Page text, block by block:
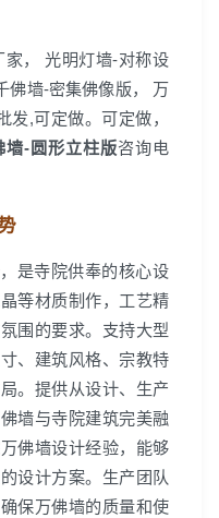
， 光明灯墙-对称设
佛墙-密集佛像版， 万
,可定做。可定做，
墙-圆形立柱版咨询电
是寺院供奉的核心设
等材质制作，工艺精
围的要求。支持大型
、建筑风格、宗教特
。提供从设计、生产
墙与寺院建筑完美融
佛墙设计经验，能够
设计方案。生产团队
保万佛墙的质量和使